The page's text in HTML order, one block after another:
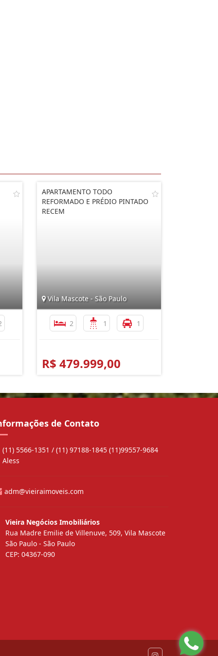
APARTAMENTO TODO
REFORMADO E PRÉDIO PINTADO
RECEM
Vila Mascote - São Paulo
2 1 1
R$ 479.999,00
de Contato
(11) 5566-1351 / (11) 97188-1845 (11)99557-9684
Aless
adm@vieiraimoveis.com
Vieira Negócios Imobiliários
Rua Madre Emilie de Villenuve, 509, Vila Mascote
São Paulo - São Paulo
CEP: 04367-090